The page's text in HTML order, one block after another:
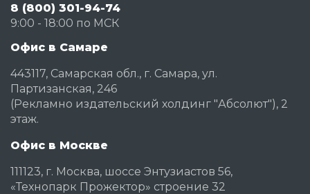
8 (800) 301-94-74
9:00 - 18:00 по МСК
Офис в Самаре
443117, Самарская обл., г. Самара, ул.
Партизанская, 246
(Рекламно издательский холдинг "Абсолют"), 2
этаж.
Офис в Москве
111123, г. Москва, шоссе Энтузиастов 56,
«Технопарк Прожектор» строение 32